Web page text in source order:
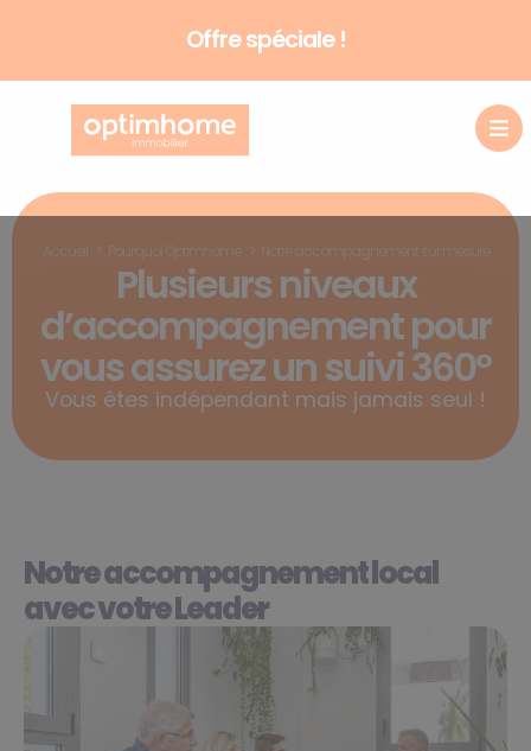
Offre spéciale !
Accueil Pourquoi Optimhome Notre accompagnement sur mesure
Plusieurs niveaux
d’accompagnement pour
vous assurez un suivi 360°
Vous êtes indépendant mais jamais seul !
Notre accompagnement local
avec votre Leader